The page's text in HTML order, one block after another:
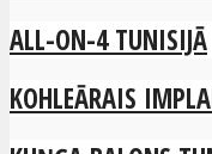
ALL-ON-4 TUNISIJĀ
KOHLEĀRAIS